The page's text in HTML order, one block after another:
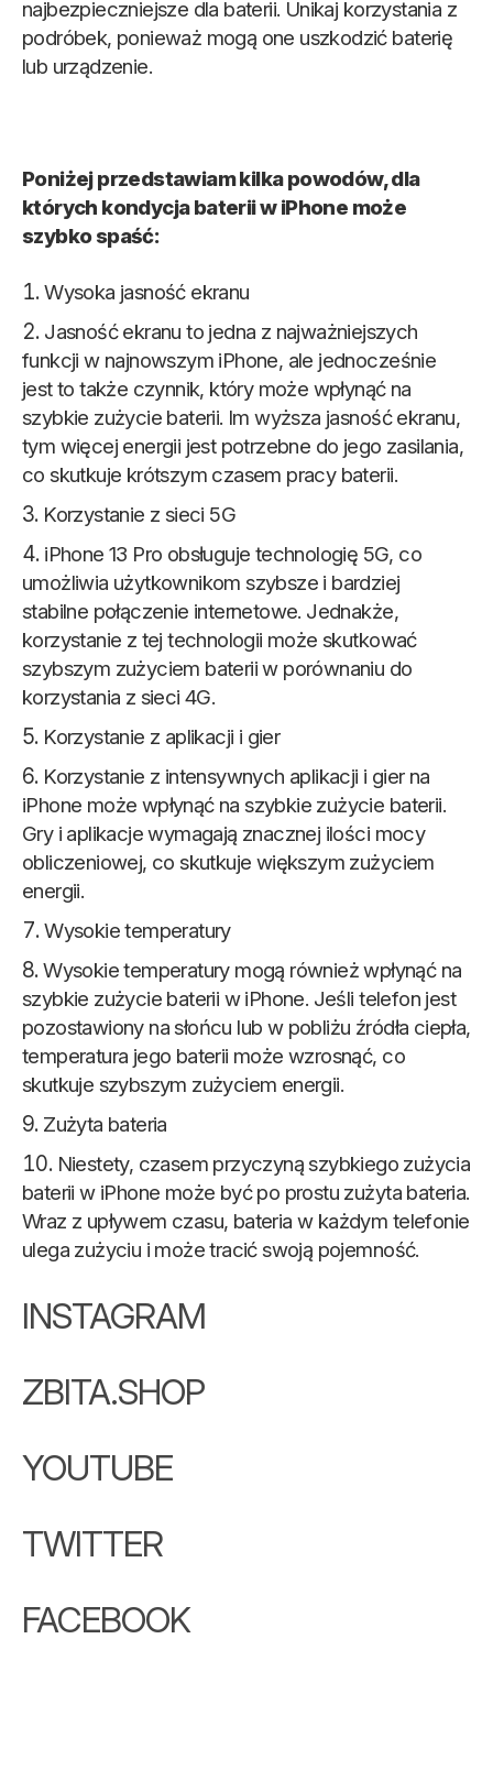
najbezpieczniejsze dla baterii. Unikaj korzystania z
podróbek, ponieważ mogą one uszkodzić baterię
lub urządzenie.
Poniżej przedstawiam kilka powodów, dla
których kondycja baterii w iPhone może
szybko spaść:
Wysoka jasność ekranu
Jasność ekranu to jedna z najważniejszych
funkcji w najnowszym iPhone, ale jednocześnie
jest to także czynnik, który może wpłynąć na
szybkie zużycie baterii. Im wyższa jasność ekranu,
tym więcej energii jest potrzebne do jego zasilania,
co skutkuje krótszym czasem pracy baterii.
Korzystanie z sieci 5G
iPhone 13 Pro obsługuje technologię 5G, co
umożliwia użytkownikom szybsze i bardziej
stabilne połączenie internetowe. Jednakże,
korzystanie z tej technologii może skutkować
szybszym zużyciem baterii w porównaniu do
korzystania z sieci 4G.
Korzystanie z aplikacji i gier
Korzystanie z intensywnych aplikacji i gier na
iPhone może wpłynąć na szybkie zużycie baterii.
Gry i aplikacje wymagają znacznej ilości mocy
obliczeniowej, co skutkuje większym zużyciem
energii.
Wysokie temperatury
Wysokie temperatury mogą również wpłynąć na
szybkie zużycie baterii w iPhone. Jeśli telefon jest
pozostawiony na słońcu lub w pobliżu źródła ciepła,
temperatura jego baterii może wzrosnąć, co
skutkuje szybszym zużyciem energii.
Zużyta bateria
Niestety, czasem przyczyną szybkiego zużycia
baterii w iPhone może być po prostu zużyta bateria.
Wraz z upływem czasu, bateria w każdym telefonie
ulega zużyciu i może tracić swoją pojemność.
INSTAGRAM
ZBITA.SHOP
YOUTUBE
TWITTER
FACEBOOK